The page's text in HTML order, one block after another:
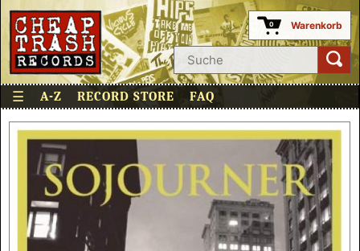
0 Warenkorb
☰ A-Z RECORD STORE FAQ